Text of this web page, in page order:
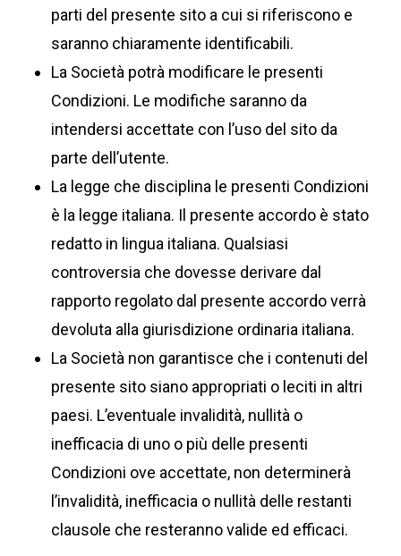
parti del presente sito a cui si riferiscono e
saranno chiaramente identificabili.
La Società potrà modificare le presenti
Condizioni. Le modifiche saranno da
intendersi accettate con l’uso del sito da
parte dell’utente.
La legge che disciplina le presenti Condizioni
è la legge italiana. Il presente accordo è stato
redatto in lingua italiana. Qualsiasi
controversia che dovesse derivare dal
rapporto regolato dal presente accordo verrà
devoluta alla giurisdizione ordinaria italiana.
La Società non garantisce che i contenuti del
presente sito siano appropriati o leciti in altri
paesi. L’eventuale invalidità, nullità o
inefficacia di uno o più delle presenti
Condizioni ove accettate, non determinerà
l’invalidità, inefficacia o nullità delle restanti
clausole che resteranno valide ed efficaci.